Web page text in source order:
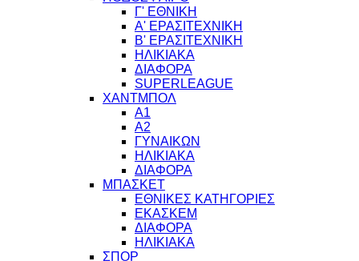
Γ' ΕΘΝΙΚΗ
Α' ΕΡΑΣΙΤΕΧΝΙΚΗ
Β' ΕΡΑΣΙΤΕΧΝΙΚΗ
ΗΛΙΚΙΑΚΑ
ΔΙΑΦΟΡΑ
SUPERLEAGUE
ΧΑΝΤΜΠΟΛ
Α1
Α2
ΓΥΝΑΙΚΩΝ
ΗΛΙΚΙΑΚΑ
ΔΙΑΦΟΡΑ
ΜΠΑΣΚΕΤ
ΕΘΝΙΚΕΣ ΚΑΤΗΓΟΡΙΕΣ
ΕΚΑΣΚΕΜ
ΔΙΑΦΟΡΑ
ΗΛΙΚΙΑΚΑ
ΣΠΟΡ